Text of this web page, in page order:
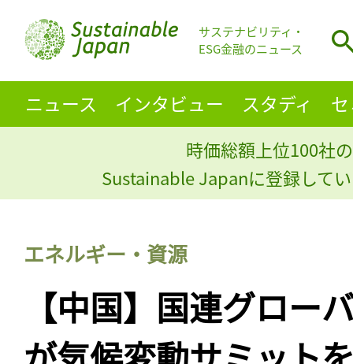
サステナビリティ・
ESG金融のニュース
ニュース インタビュー スタディ
時価総額上位100社
Sustainable Japanに登録して
エネルギー・資源
【中国】国連グロー